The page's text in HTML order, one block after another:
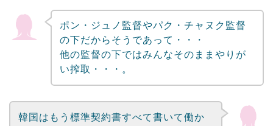
ポン・ジュノ監督やパク・チャヌク監督
の下だからそうであって・・・
他の監督の下ではみんなそのままやりが
い搾取・・・。
韓国はもう標準契約書すべて書いて働か